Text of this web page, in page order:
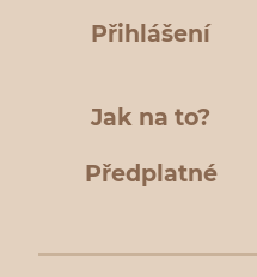
Přihlášení
Jak na to?
Předplatné